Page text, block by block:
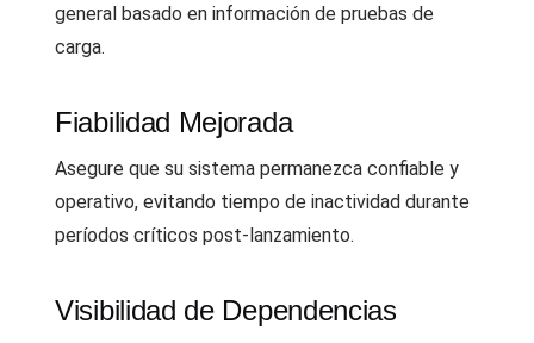
general basado en información de pruebas de
carga.
Fiabilidad Mejorada
Asegure que su sistema permanezca confiable y
operativo, evitando tiempo de inactividad durante
períodos críticos post-lanzamiento.
Visibilidad de Dependencias